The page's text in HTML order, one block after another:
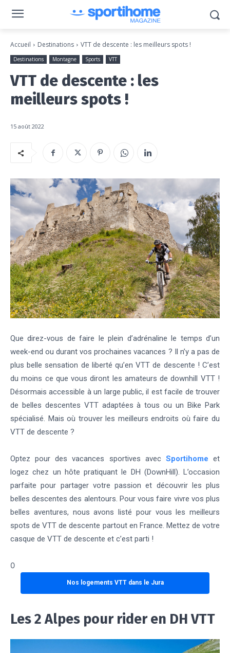
Accueil Destinations VTT de descente : les meilleurs spots !
Destinations Montagne Sports VTT
VTT de descente : les
meilleurs spots !
15 août 2022
Que direz-vous de faire le plein d’adrénaline le temps d’un
week-end ou durant vos prochaines vacances ? Il n’y a pas de
plus belle sensation de liberté qu’en VTT de descente ! C’est
du moins ce que vous diront les amateurs de downhill VTT !
Désormais accessible à un large public, il est facile de trouver
de belles descentes VTT adaptées à tous ou un Bike Park
spécialisé. Mais où trouver les meilleurs endroits où faire du
VTT de descente ?
Optez pour des vacances sportives avec Sportihome et
logez chez un hôte pratiquant le DH (DownHill). L’occasion
parfaite pour partager votre passion et découvrir les plus
belles descentes des alentours. Pour vous faire vivre vos plus
belles aventures, nous avons listé pour vous les meilleurs
spots de VTT de descente partout en France. Mettez de votre
casque de VTT de descente et c’est parti !
0
Nos logements VTT dans le Jura
Les 2 Alpes pour rider en DH VTT